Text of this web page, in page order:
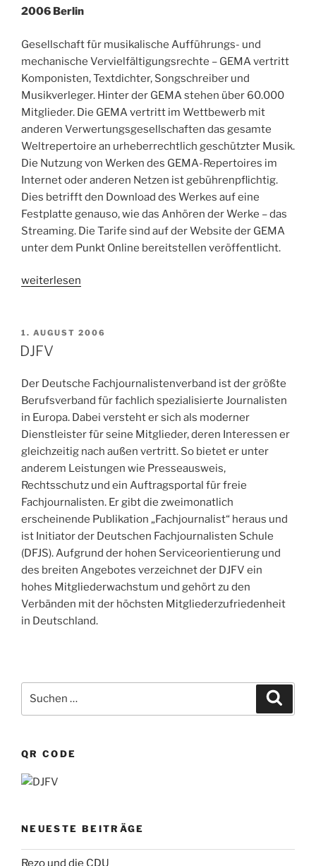
2006 Berlin
Gesellschaft für musikalische Aufführungs- und
mechanische Vervielfältigungsrechte – GEMA vertritt
Komponisten, Textdichter, Songschreiber und
Musikverleger. Hinter der GEMA stehen über 60.000
Mitglieder. Die GEMA vertritt im Wettbewerb mit
anderen Verwertungsgesellschaften das gesamte
Weltrepertoire an urheberrechtlich geschützter Musik.
Die Nutzung von Werken des GEMA-Repertoires im
Internet oder anderen Netzen ist gebührenpflichtig.
Dies betrifft den Download des Werkes auf eine
Festplatte genauso, wie das Anhören der Werke – das
Streaming. Die Tarife sind auf der Website der GEMA
unter dem Punkt Online bereitstellen veröffentlicht.
„GEMA
weiterlesen
VERÖFFENTLICHT
AM
1. AUGUST 2006
DJFV
Der Deutsche Fachjournalistenverband ist der größte
Berufsverband für fachlich spezialisierte Journalisten
in Europa. Dabei versteht er sich als moderner
Dienstleister für seine Mitglieder, deren Interessen er
gleichzeitig nach außen vertritt. So bietet er unter
anderem Leistungen wie Presseausweis,
Rechtsschutz und ein Auftragsportal für freie
Fachjournalisten. Er gibt die zweimonatlich
erscheinende Publikation „Fachjournalist“ heraus und
ist Initiator der Deutschen Fachjournalisten Schule
(DFJS). Aufgrund der hohen Serviceorientierung und
des breiten Angebotes verzeichnet der DJFV ein
hohes Mitgliederwachstum und gehört zu den
Verbänden mit der höchsten Mitgliederzufriedenheit
in Deutschland.
nach:
QR CODE
NEUESTE BEITRÄGE
Rezo und die CDU